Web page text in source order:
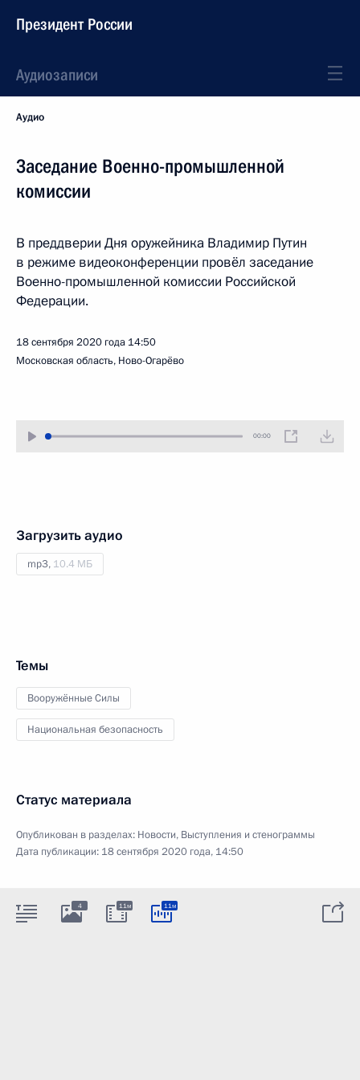
Президент России
Аудиозаписи
Аудио
Заседание Военно-промышленной
комиссии
В преддверии Дня оружейника Владимир Путин
в режиме видеоконференции провёл заседание
Военно-промышленной комиссии Российской
Федерации.
18 сентября 2020 года 14:50
Московская область, Ново-Огарёво
00:00
Загрузить аудио
mp3, 10.4 МБ
Темы
Вооружённые Силы
Национальная безопасность
Статус материала
Опубликован в разделах: Новости, Выступления и стенограммы
Дата публикации: 18 сентября 2020 года, 14:50
4 11м 11м